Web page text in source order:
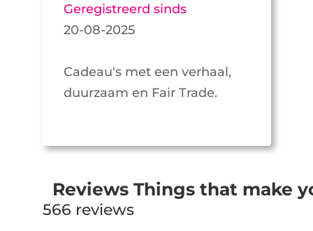
Geregistreerd sinds
20-08-2025
Cadeau's met een verhaal,
duurzaam en Fair Trade.
Reviews Things that make
566 reviews